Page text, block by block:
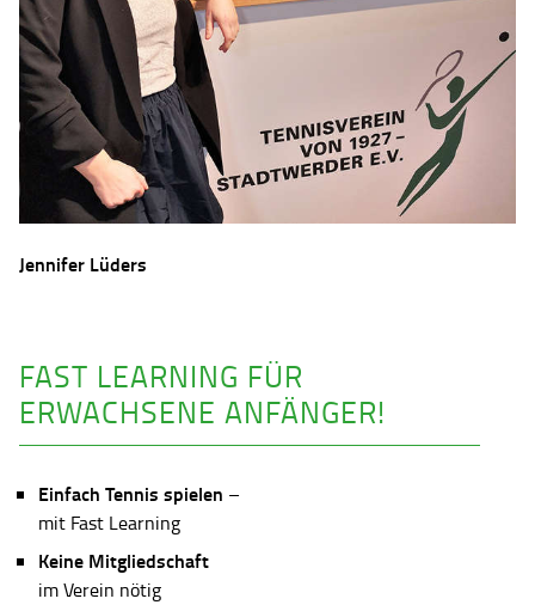
Jennifer Lüders
FAST LEARNING FÜR
ERWACHSENE ANFÄNGER!
Einfach Tennis spielen –
mit Fast Learning
Keine Mitgliedschaft
im Verein nötig